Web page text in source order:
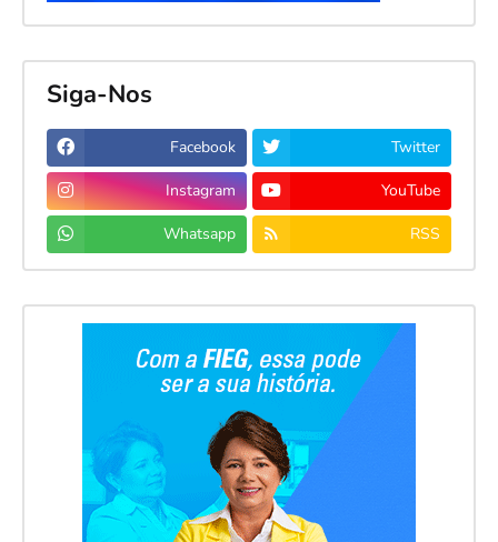
Siga-Nos
Facebook Twitter
Instagram YouTube
Whatsapp RSS